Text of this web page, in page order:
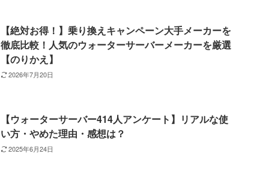
【絶対お得！】乗り換えキャンペーン大手メーカーを
徹底比較！人気のウォーターサーバーメーカーを厳選
【のりかえ】
2026年7月20日
【ウォーターサーバー414人アンケート】リアルな使
い方・やめた理由・感想は？
2025年6月24日